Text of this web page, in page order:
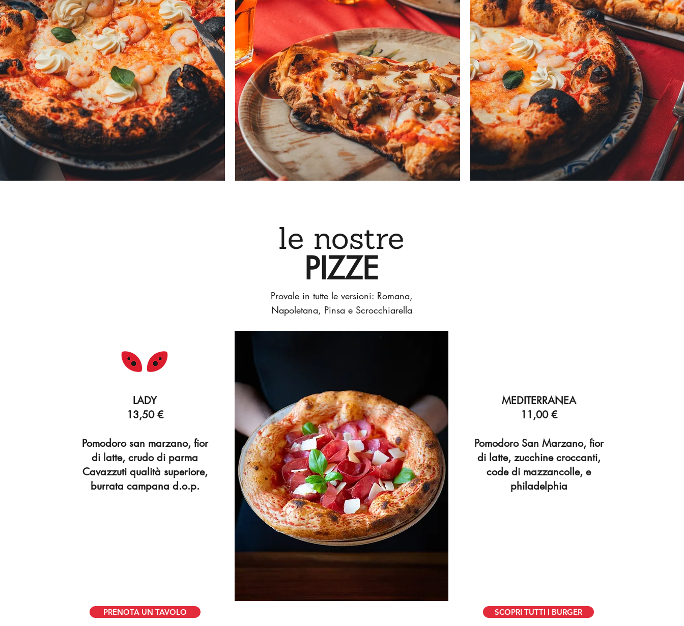
le nostre
PIZZE
Provale in tutte le versioni: Romana,
Napoletana, Pinsa e Scrocchiarella
LADY
13,50 €
Pomodoro san marzano, fior
di latte, crudo di parma
Cavazzuti qualità superiore,
burrata campana d.o.p.
MEDITERRANEA
11,00 €
Pomodoro San Marzano, fior
di latte, zucchine croccanti,
code di mazzancolle, e
philadelphia
PRENOTA UN TAVOLO SCOPRI TUTTI I BURGER